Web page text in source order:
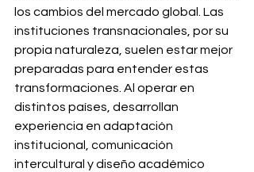
los cambios del mercado global. Las
instituciones transnacionales, por su
propia naturaleza, suelen estar mejor
preparadas para entender estas
transformaciones. Al operar en
distintos países, desarrollan
experiencia en adaptación
institucional, comunicación
intercultural y diseño académico